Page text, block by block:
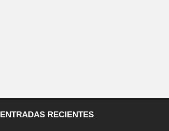
ENTRADAS RECIENTES